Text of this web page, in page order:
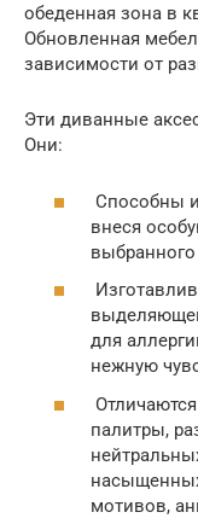
обеденная зона в
Обновленная
зависимости от
Эти диванные
Они:
Способны
внеся
для
нежную
палитры,
мотивов,